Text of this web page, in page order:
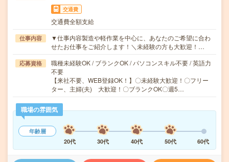
交通費
交通費全額支給
仕事内容
▼仕事内容製造や軽作業を中心に、あなたのご希望に合わ
せたお仕事をご紹介します！＼未経験の方も大歓迎！…
応募資格
職種未経験OK / ブランクOK / パソコンスキル不要 / 英語力
不要
【来社不要、WEB登録OK！】〇未経験大歓迎！〇フリー
ター、主婦(夫) 大歓迎！〇ブランクOK〇週5…
職場の雰囲気
年齢層
20代
30代 40代 50代 60代